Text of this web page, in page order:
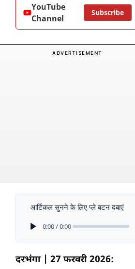
YouTube
Channel
Subscribe
ADVERTISEMENT
आर्टिकल सुनने के लिए प्ले बटन दबाएं
0:00 / 0:00
दरभंगा | 27 फरवरी 2026: